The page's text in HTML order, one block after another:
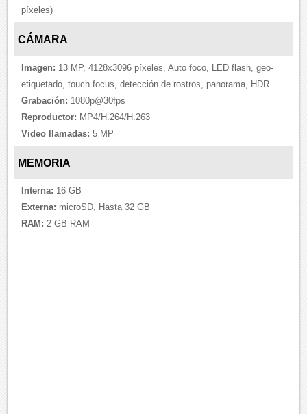
píxeles)
CÁMARA
Imagen: 13 MP, 4128x3096 píxeles, Auto foco, LED flash, geo-
etiquetado, touch focus, detección de rostros, panorama, HDR
Grabación: 1080p@30fps
Reproductor: MP4/H.264/H.263
Video llamadas: 5 MP
MEMORIA
Interna: 16 GB
Externa: microSD, Hasta 32 GB
RAM: 2 GB RAM